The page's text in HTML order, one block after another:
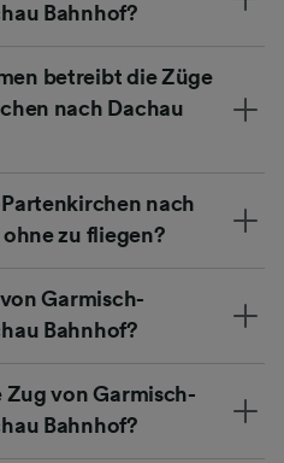
Bahnhof?
betreibt die Züge
nach Dachau
nach
zu fliegen?
Garmisch-
Bahnhof?
von Garmisch-
Bahnhof?